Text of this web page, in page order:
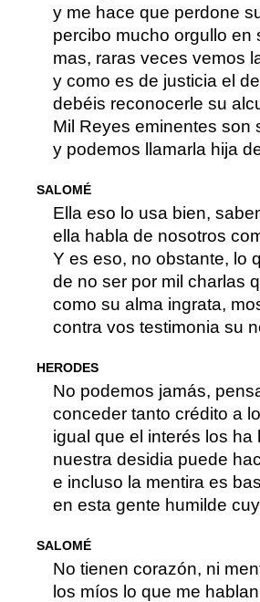
y me hace que perdone
percibo mucho orgullo en
mas, raras veces vemos
y como es de justicia el
debéis reconocerle su
Mil Reyes eminentes son
y podemos llamarla hija
SALOMÉ
Ella eso lo usa bien,
ella habla de nosotros
Y es eso, no obstante, lo
de no ser por mil charlas
como su alma ingrata,
contra vos testimonia su
HERODES
No podemos jamás,
conceder tanto crédito a
igual que el interés los
nuestra desidia puede
e incluso la mentira es
en esta gente humilde
SALOMÉ
No tienen corazón, ni
los míos lo que me